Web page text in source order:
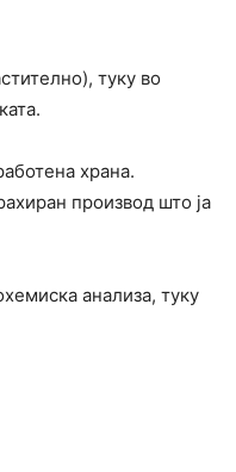
туку во
храна.
производ што ја
анализа, туку